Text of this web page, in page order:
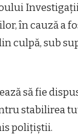
în cauză a
culpă, sub
să fie
stabilirea
poliţiştii.